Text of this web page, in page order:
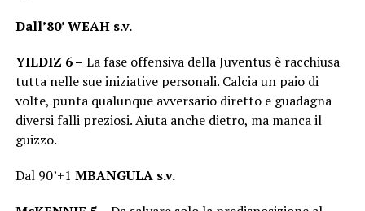
Dall’80’ WEAH s.v.
YILDIZ 6 – La fase offensiva della Juventus è racchiusa
tutta nelle sue iniziative personali. Calcia un paio di
volte, punta qualunque avversario diretto e guadagna
diversi falli preziosi. Aiuta anche dietro, ma manca il
guizzo.
Dal 90’+1 MBANGULA s.v.